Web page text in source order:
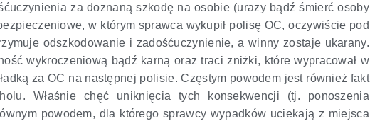
za doznaną szkodę na osobie (urazy bądź śmierć osoby
w którym sprawca wykupił polisę OC, oczywiście pod
odszkodowanie i zadośćuczynienie, a winny zostaje ukarany.
wykroczeniową bądź karną oraz traci zniżki, które wypracował w
za OC na następnej polisie. Częstym powodem jest również fakt
Właśnie chęć uniknięcia tych konsekwencji (tj. ponoszenia
powodem, dla którego sprawcy wypadków uciekają z miejsca